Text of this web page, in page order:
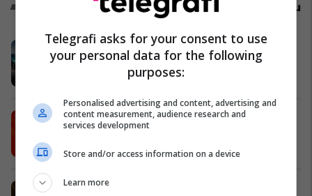
Reklamo këtu
Zgjidhni një nga katër modelet tuaja
të preferuara Peugeot
Peugot Kosova
IPKO vazhdon partneritetin me
Sunny Hill Festival 2026
IPKO
EXPO DIASPORA 2026 mbahet më
Telegrafi asks for your consent to use
your personal data for the following
purposes:
Personalised advertising and content, advertising and
content measurement, audience research and
services development
Store and/or access information on a device
Learn more